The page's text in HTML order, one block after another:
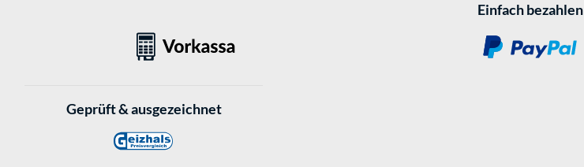
Einfach bezahlen
Geprüft & ausgezeichnet